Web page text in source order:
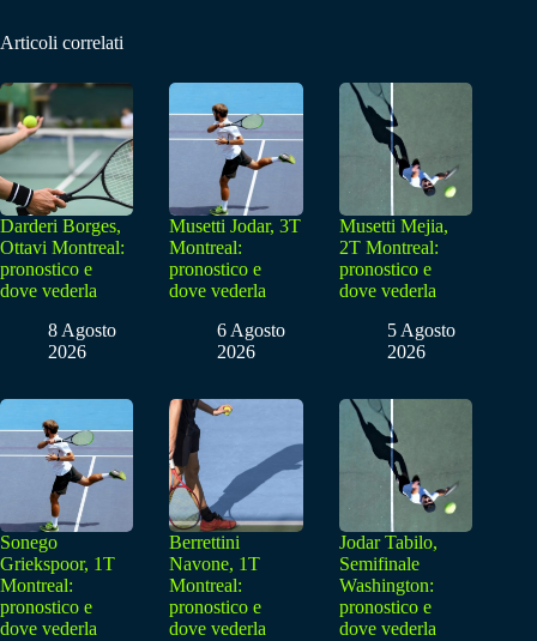
Articoli correlati
Darderi Borges,
Ottavi Montreal:
pronostico e
dove vederla
8 Agosto
2026
Musetti Jodar, 3T
Montreal:
pronostico e
dove vederla
6 Agosto
2026
Musetti Mejia,
2T Montreal:
pronostico e
dove vederla
5 Agosto
2026
Sonego
Griekspoor, 1T
Montreal:
pronostico e
dove vederla
Berrettini
Navone, 1T
Montreal:
pronostico e
dove vederla
Jodar Tabilo,
Semifinale
Washington:
pronostico e
dove vederla